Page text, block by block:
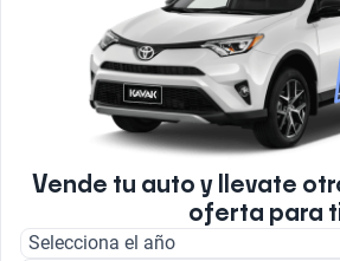
Vende tu auto y llevate
oferta para
Selecciona el año